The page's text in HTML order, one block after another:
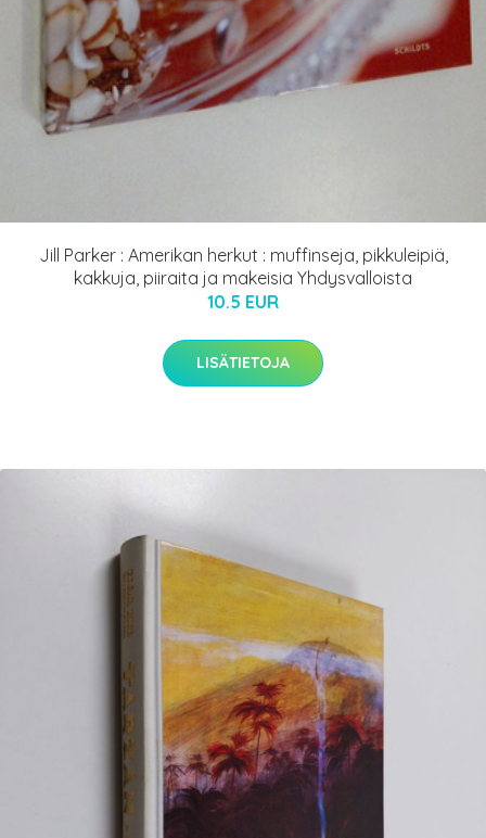
Jill Parker : Amerikan herkut : muffinseja, pikkuleipiä,
kakkuja, piiraita ja makeisia Yhdysvalloista
10.5 EUR
LISÄTIETOJA